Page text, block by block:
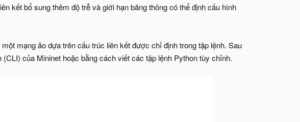
kết bổ sung thêm độ trễ và giới hạn băng thông có thể định cấu hình
mạng ảo dựa trên cấu trúc liên kết được chỉ định trong tập lệnh. Sau
của Mininet hoặc bằng cách viết các tập lệnh Python tùy chỉnh.